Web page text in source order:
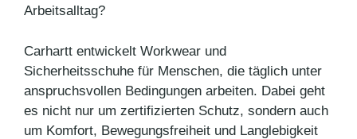
Arbeitsalltag?
Carhartt entwickelt Workwear und
Sicherheitsschuhe für Menschen, die täglich unter
anspruchsvollen Bedingungen arbeiten. Dabei geht
es nicht nur um zertifizierten Schutz, sondern auch
um Komfort, Bewegungsfreiheit und Langlebigkeit